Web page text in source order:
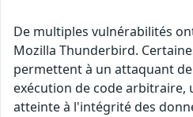
De multiples vulnérabilités
Mozilla Thunderbird.
permettent à un attaquant
exécution de code arbitraire,
atteinte à l'intégrité des